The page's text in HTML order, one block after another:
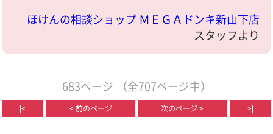
ほけんの相談ショップ ＭＥＧＡドンキ新山下店
スタッフより
683ページ （全707ページ中）
|< < 前のページ 次のページ > >|